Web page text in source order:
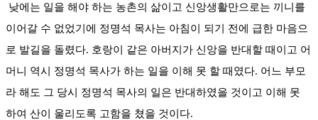
낮에는 일을 해야 하는 농촌의 삶이고 신앙생활만으로는 끼니를
이어갈 수 없었기에 정명석 목사는 아침이 되기 전에 급한 마음으
로 발길을 돌렸다. 호랑이 같은 아버지가 신앙을 반대할 때이고 어
머니 역시 정명석 목사가 하는 일을 이해 못 할 때였다. 어느 부모
라 해도 그 당시 정명석 목사의 일은 반대하였을 것이고 이해 못
하여 산이 울리도록 고함을 쳤을 것이다.